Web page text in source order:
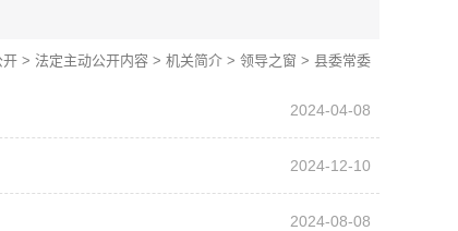
开 > 法定主动公开内容 > 机关简介 > 领导之窗 > 县委常委
2024-04-08
2024-12-10
2024-08-08